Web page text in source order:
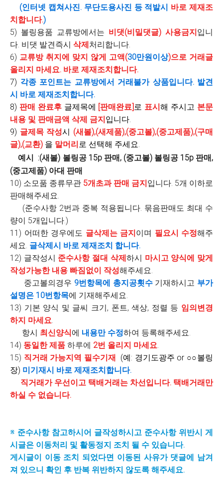
(인터넷 캡쳐사진. 무단도용사진 등 적발시 바로 제재조
치합니다.)
5) 볼링용품 교류방에서는 비댓(비밀댓글) 사용금지입니
다. 비댓 발견즉시 삭제처리합니다.
6) 교류방 취지에 맞지 않게 고액(30만원이상)으로 거래글
올리지 마세요. 바로 제재조치합니다.
7) 각종 포인트는 교류방에서 거래불가 상품입니다. 발견
시 바로 제재조치합니다.
8) 판매 완료후글제목에 [판매완료]로 표시해 주시고 본문
내용 및 판매금액 삭제 금지입니다.
9) 글제목 작성시 (새볼),(새제품),(중고볼),(중고제품),(구매
글),(교환) 을 말머리로 선택해 주세요.
예시 :(새볼) 볼링공 15p 판매, (중고볼) 볼링공 15p 판매,
(중고제품) 아대 판매
10) 소모품 종류무관 5개초과 판매 금지입니다. 5개 이하로
판매해주세요.
(준수사항 2번과 중복 적용됩니다. 묶음판매도 최대 수
량이 5개입니다.)
11) 어떠한 경우에도 글삭제는 금지이며 필요시 수정해주
세요. 글삭제시 바로 제재조치 합니다.
12) 글작성시 준수사항 절대 삭제하시 마시고 양식에 맞게
작성가능한 내용 빠짐없이 작성해주세요.
중고볼의경우 9번항목에 총지공횟수기재하시고 부가
설명은 10번항목에 기재해주세요.
13) 기본 양식 및 글씨 크기, 폰트, 색상, 정렬 등 임의변경
하지 마세요.
항시 최신양식에 내용만 수정하여 등록해주세요.
14) 동일한 제품 하루에 2번 올리지 마세요.
15) 직거래 가능지역 필수기재 (예: 경기도광주 or ○○볼링
장) 미기재시 바로 제재조치합니다.
직거래가 우선이고 택배거래는 차선입니다. 택배거래만
하실 수 없습니다.
※ 준수사항 참고하시어 글작성하시고 준수사항 위반시 게
시글은 이동처리 및 활동정지 조치 될 수 있습니다.
게시글이 이동 조치 되었다면 이동된 사유가 댓글에 남겨
져 있으니 확인 후 반복 위반하지 않도록 해주세요.